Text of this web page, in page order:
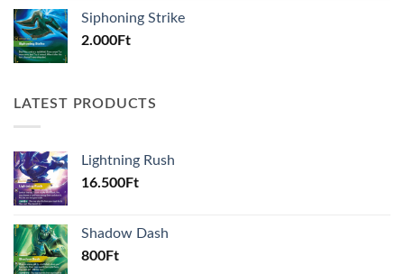
Siphoning Strike
2.000Ft
LATEST PRODUCTS
Lightning Rush
16.500Ft
Shadow Dash
800Ft